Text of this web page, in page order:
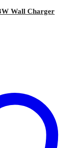
Wall Charger